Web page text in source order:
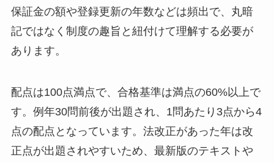
保証金の額や登録更新の年数などは頻出で、丸暗
記ではなく制度の趣旨と紐付けて理解する必要が
あります。
配点は100点満点で、合格基準は満点の60%以上で
す。例年30問前後が出題され、1問あたり3点から4
点の配点となっています。法改正があった年は改
正点が出題されやすいため、最新版のテキストや